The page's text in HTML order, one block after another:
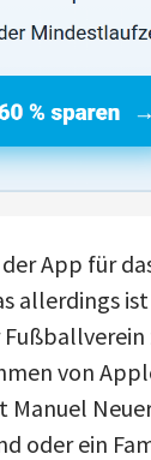
App für
allerdings
von
oder ein